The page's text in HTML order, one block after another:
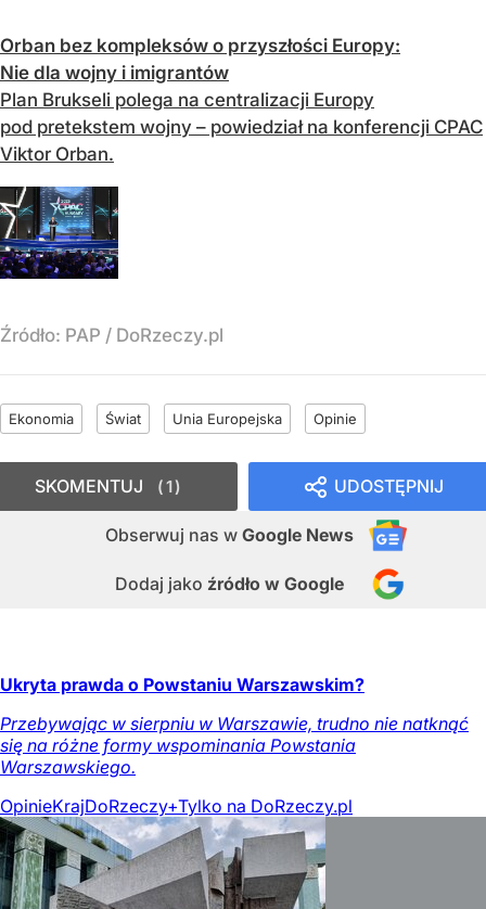
Orban bez kompleksów o przyszłości Europy:
Nie dla wojny i imigrantów
Plan Brukseli polega na centralizacji Europy
pod pretekstem wojny – powiedział na konferencji CPAC
Viktor Orban.
Źródło: PAP / DoRzeczy.pl
Ekonomia Świat Unia Europejska Opinie
UDOSTĘPNIJ
Obserwuj nas w Google News
Dodaj jako źródło w Google
SKOMENTUJ 1
Ukryta prawda o Powstaniu Warszawskim?
Przebywając w sierpniu w Warszawie, trudno nie natknąć
się na różne formy wspominania Powstania
Warszawskiego.
OpinieKrajDoRzeczy+Tylko na DoRzeczy.pl